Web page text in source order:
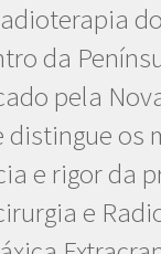
da
pela
distingue os
e rigor da
e